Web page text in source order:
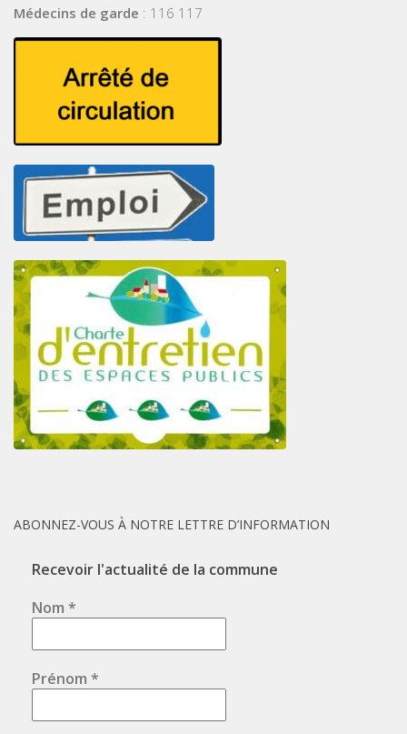
Médecins de garde : 116 117
ABONNEZ-VOUS À NOTRE LETTRE D’INFORMATION
Recevoir l'actualité de la commune
Nom *
Prénom *